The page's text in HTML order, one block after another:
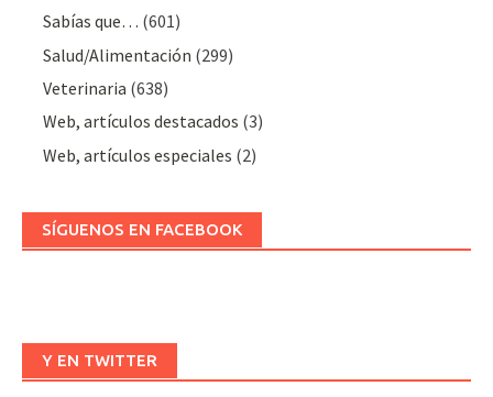
Sabías que… (601)
Salud/Alimentación (299)
Veterinaria (638)
Web, artículos destacados (3)
Web, artículos especiales (2)
SÍGUENOS EN FACEBOOK
Y EN TWITTER